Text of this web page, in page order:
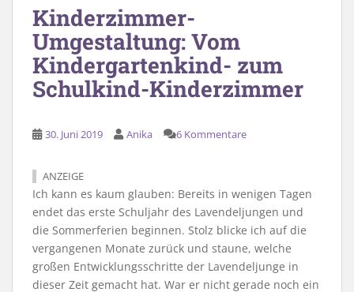
Kinderzimmer-
Umgestaltung: Vom
Kindergartenkind- zum
Schulkind-Kinderzimmer
30. Juni 2019 Anika 6 Kommentare
ANZEIGE
Ich kann es kaum glauben: Bereits in wenigen Tagen
endet das erste Schuljahr des Lavendeljungen und
die Sommerferien beginnen. Stolz blicke ich auf die
vergangenen Monate zurück und staune, welche
großen Entwicklungsschritte der Lavendeljunge in
dieser Zeit gemacht hat. War er nicht gerade noch ein